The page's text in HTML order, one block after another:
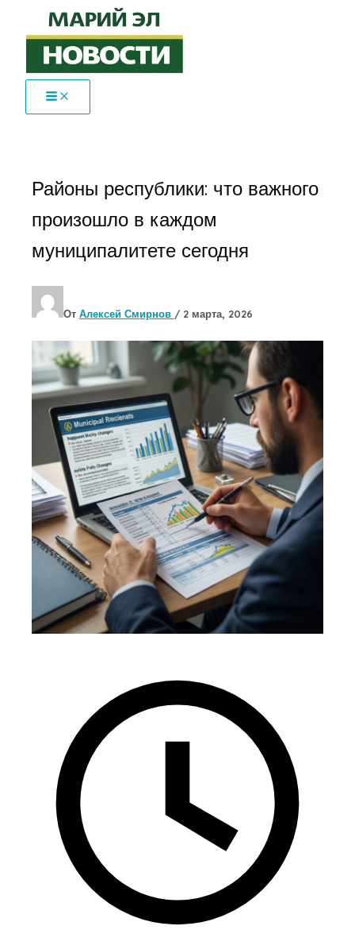
Перейти
содержимому
Районы республики: что важного
произошло в каждом
муниципалитете сегодня
От Алексей Смирнов / 2 марта, 2026